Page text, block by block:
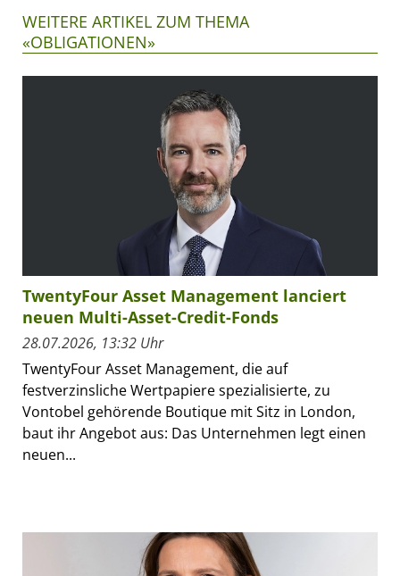
WEITERE ARTIKEL ZUM THEMA
«OBLIGATIONEN»
TwentyFour Asset Management lanciert
neuen Multi-Asset-Credit-Fonds
28.07.2026, 13:32 Uhr
TwentyFour Asset Management, die auf
festverzinsliche Wertpapiere spezialisierte, zu
Vontobel gehörende Boutique mit Sitz in London,
baut ihr Angebot aus: Das Unternehmen legt einen
neuen...